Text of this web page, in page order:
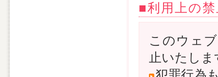
■利用上の
このウェ
止いたしま